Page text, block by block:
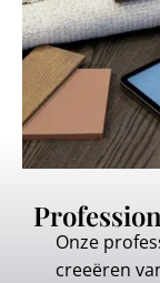
Onze
creeëren